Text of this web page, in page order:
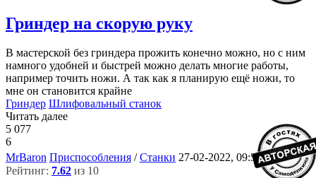
Гриндер на скорую руку
В мастерской без гриндера прожить конечно можно, но с ним
намного удобней и быстрей можно делать многие работы,
например точить ножи. А так как я планирую ещё ножи, то
мне он становится крайне
Гриндер Шлифовальный станок
Читать далее
5 077
6
MrBaron Приспособления /Станки 27-02-2022, 09:50 3
Рейтинг: 7.62 из 10